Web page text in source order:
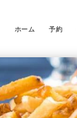
ホーム 予約